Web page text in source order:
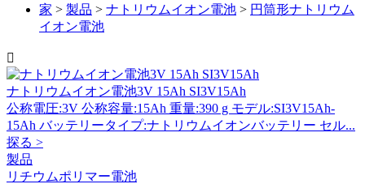
家 > 製品 > ナトリウムイオン電池 > 円筒形ナトリウム
イオン電池

ナトリウムイオン電池3V 15Ah SI3V15Ah
公称電圧:3V 公称容量:15Ah 重量:390 g モデル:SI3V15Ah-
15Ah バッテリータイプ:ナトリウムイオンバッテリー セル...
探る >
製品
リチウムポリマー電池